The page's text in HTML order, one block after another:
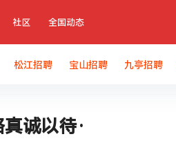
社区 全国动态
松江招聘 宝山招聘 九亭招聘
诚以待·